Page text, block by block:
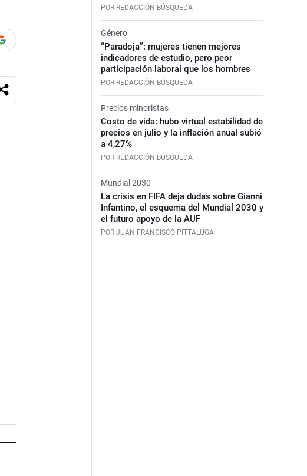
POR REDACCIÓN BÚSQUEDA
Género
“Paradoja”: mujeres tienen mejores
indicadores de estudio, pero peor
participación laboral que los hombres
POR REDACCIÓN BÚSQUEDA
Precios minoristas
Costo de vida: hubo virtual estabilidad de
precios en julio y la inflación anual subió
a 4,27%
POR REDACCIÓN BÚSQUEDA
Mundial 2030
La crisis en FIFA deja dudas sobre Gianni
Infantino, el esquema del Mundial 2030 y
el futuro apoyo de la AUF
POR JUAN FRANCISCO PITTALUGA